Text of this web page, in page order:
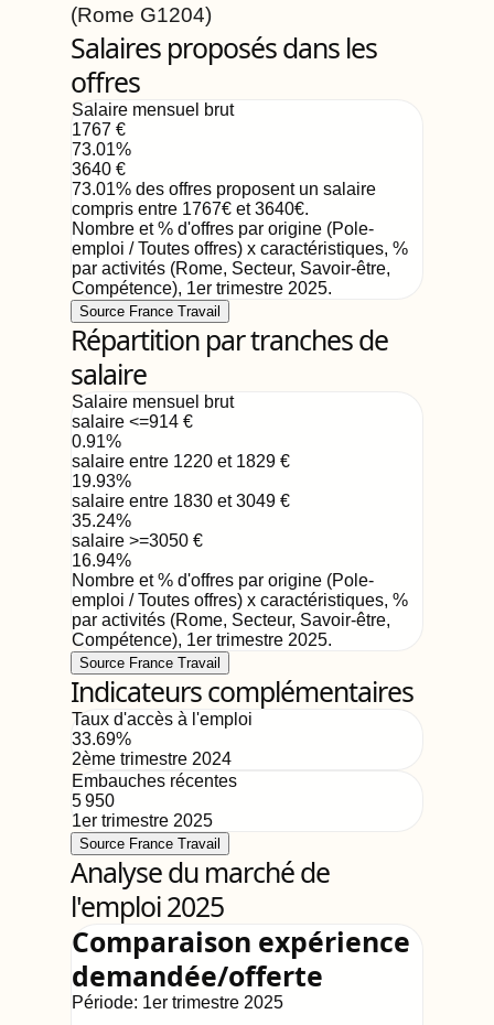
(Rome G1204)
Salaires proposés dans les
offres
Salaire mensuel brut
1767 €
73.01%
3640 €
73.01% des offres proposent un salaire
compris entre 1767€ et3640€.
Nombre et % d'offres par origine (Pole-
emploi / Toutes offres) x caractéristiques, %
par activités (Rome, Secteur, Savoir-être,
Compétence), 1er trimestre 2025.
Source France Travail
Répartition par tranches de
salaire
Salaire mensuel brut
salaire <=914 €
0.91%
salaire entre 1220 et 1829 €
19.93%
salaire entre 1830 et 3049 €
35.24%
salaire >=3050 €
16.94%
Nombre et % d'offres par origine (Pole-
emploi / Toutes offres) x caractéristiques, %
par activités (Rome, Secteur, Savoir-être,
Compétence), 1er trimestre 2025.
Source France Travail
Indicateurs complémentaires
Taux d'accès à l'emploi
33.69%
2ème trimestre 2024
Embauches récentes
5 950
1er trimestre 2025
Source France Travail
Analyse du marché de
l'emploi 2025
Comparaison expérience
demandée/offerte
Période: 1er trimestre 2025